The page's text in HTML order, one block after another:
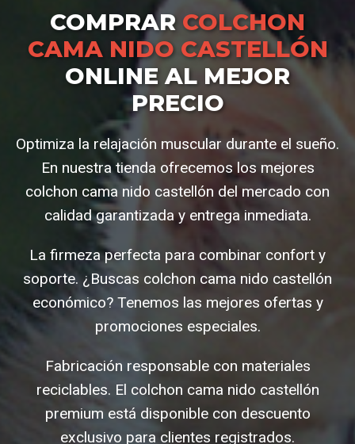
COMPRAR COLCHON
CAMA NIDO CASTELLÓN
ONLINE AL MEJOR
PRECIO
Optimiza la relajación muscular durante el sueño.
En nuestra tienda ofrecemos los mejores
colchon cama nido castellón del mercado con
calidad garantizada y entrega inmediata.
La firmeza perfecta para combinar confort y
soporte. ¿Buscas colchon cama nido castellón
económico? Tenemos las mejores ofertas y
promociones especiales.
Fabricación responsable con materiales
reciclables. El colchon cama nido castellón
premium está disponible con descuento
exclusivo para clientes registrados.